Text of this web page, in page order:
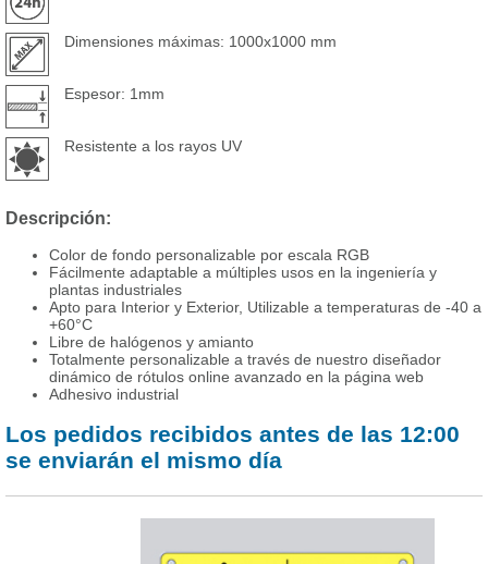
Dimensiones máximas: 1000x1000 mm
Espesor: 1mm
Resistente a los rayos UV
Descripción:
Color de fondo personalizable por escala RGB
Fácilmente adaptable a múltiples usos en la ingeniería y
plantas industriales
Apto para Interior y Exterior, Utilizable a temperaturas de -40 a
+60°C
Libre de halógenos y amianto
Totalmente personalizable a través de nuestro diseñador
dinámico de rótulos online avanzado en la página web
Adhesivo industrial
Los pedidos recibidos antes de las 12:00
se enviarán el mismo día